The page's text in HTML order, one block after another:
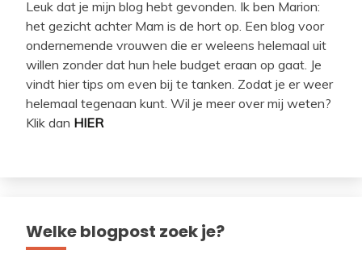
Leuk dat je mijn blog hebt gevonden. Ik ben Marion:
het gezicht achter Mam is de hort op. Een blog voor
ondernemende vrouwen die er weleens helemaal uit
willen zonder dat hun hele budget eraan op gaat. Je
vindt hier tips om even bij te tanken. Zodat je er weer
helemaal tegenaan kunt. Wil je meer over mij weten?
Klik dan HIER
Welke blogpost zoek je?